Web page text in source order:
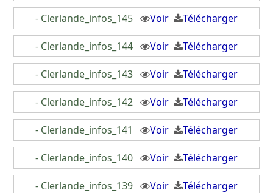
- Clerlande_infos_145 Voir Télécharger
- Clerlande_infos_144 Voir Télécharger
- Clerlande_infos_143 Voir Télécharger
- Clerlande_infos_142 Voir Télécharger
- Clerlande_infos_141 Voir Télécharger
- Clerlande_infos_140 Voir Télécharger
- Clerlande_infos_139 Voir Télécharger